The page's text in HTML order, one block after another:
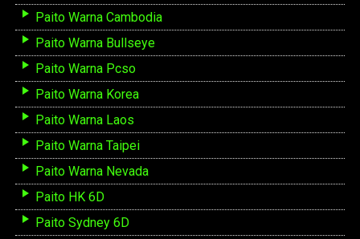
Paito Warna Cambodia
Paito Warna Bullseye
Paito Warna Pcso
Paito Warna Korea
Paito Warna Laos
Paito Warna Taipei
Paito Warna Nevada
Paito HK 6D
Paito Sydney 6D